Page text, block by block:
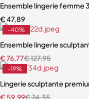
Ensemble lingerie
€47,89
-40%
Ensemble lingerie
€127,95
€76,77
-19%
Lingerie sculptante
€74,35
€ 59,99